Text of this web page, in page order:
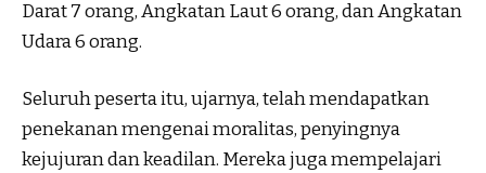
Darat 7 orang, Angkatan Laut 6 orang, dan Angkatan
Udara 6 orang.
Seluruh peserta itu, ujarnya, telah mendapatkan
penekanan mengenai moralitas, penyingnya
kejujuran dan keadilan. Mereka juga mempelajari